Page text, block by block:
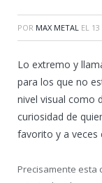
POR MAX METAL EL 13
Lo extremo y
para los que no
nivel visual como
curiosidad de
favorito y a veces
Precisamente esta